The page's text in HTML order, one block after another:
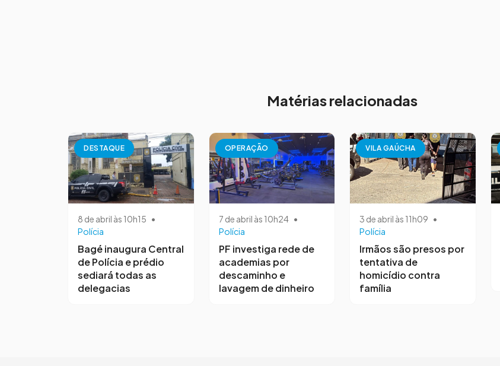
Matérias relacionadas
DESTAQUE
8 de abril às 10h15 •
Polícia
Bagé inaugura Central
de Polícia e prédio
sediará todas as
delegacias
OPERAÇÃO
7 de abril às 10h24 •
Polícia
PF investiga rede de
academias por
descaminho e
lavagem de dinheiro
VILA GAÚCHA
3 de abril às 11h09 •
Polícia
Irmãos são presos por
tentativa de
homicídio contra
família